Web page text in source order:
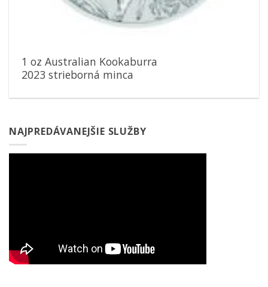
1 oz Australian Kookaburra
2023 strieborná minca
NAJPREDÁVANEJŠIE SLUŽBY